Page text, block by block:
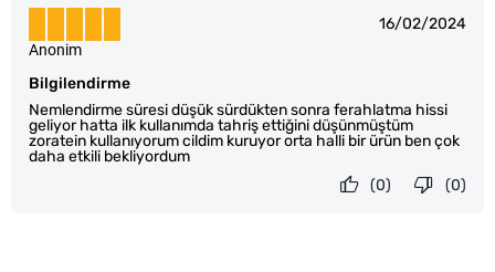
16/02/2024
Bilgilendirme
Nemlendirme süresi düşük sürdükten sonra ferahlatma hissi
geliyor hatta ilk kullanımda tahriş ettiğini düşünmüştüm
zoratein kullanıyorum cildim kuruyor orta halli bir ürün ben çok
daha etkili bekliyordum
Anonim
(0)
(0)